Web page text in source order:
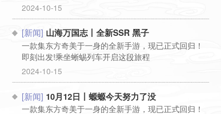
新闻
热门 新手 进阶
2024-10-15
[新闻] 山海万国志丨全新SSR 黑子
一款集东方奇美于一身的全新手游，现已正式回归！
即刻出发!乘坐蜥蜴列车开启这段旅程
...
2024-10-15
[新闻] 10月12日丨螈螈今天努力了没
一款集东方奇美于一身的全新手游，现已正式回归！